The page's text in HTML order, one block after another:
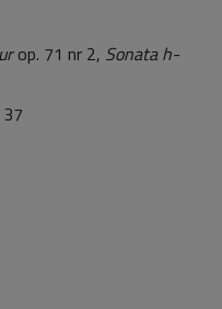
op. 71 nr 2, Sonata h-